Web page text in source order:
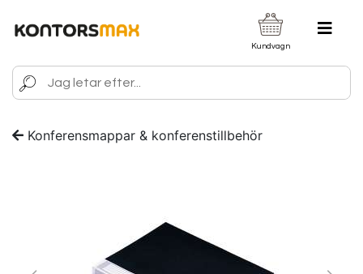
Kundvagn
Konferensmappar & konferenstillbehör